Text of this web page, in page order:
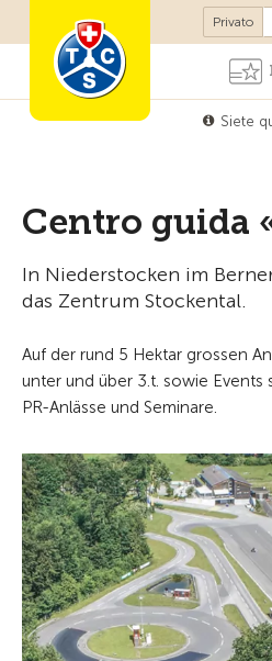
Diventare socio
Privato
Siete
Centro guida
In Niederstocken im
das Zentrum Stockental.
Auf der rund 5 Hektar grossen
unter und über 3.t. sowie
PR-Anlässe und Seminare.